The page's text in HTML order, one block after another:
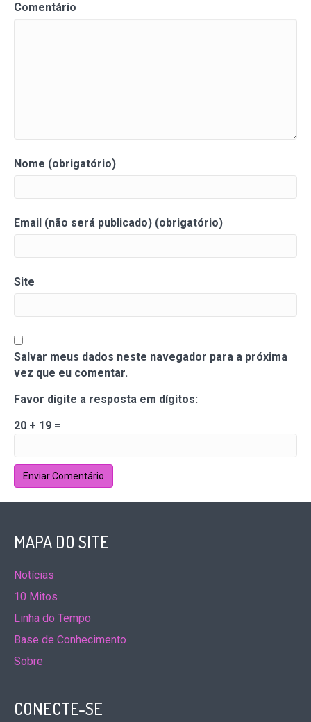
Comentário
Nome (obrigatório)
Email (não será publicado) (obrigatório)
Site
Salvar meus dados neste navegador para a próxima
vez que eu comentar.
Favor digite a resposta em dígitos:
20 + 19 =
MAPA DO SITE
Notícias
10 Mitos
Linha do Tempo
Base de Conhecimento
Sobre
CONECTE-SE